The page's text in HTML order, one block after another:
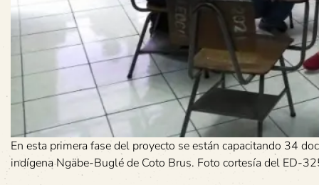
En esta primera fase del proyecto se están capacitando 34
indígena Ngäbe-Buglé de Coto Brus. Foto cortesía del ED-